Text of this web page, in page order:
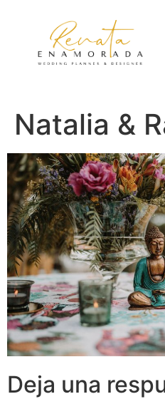
Natalia &
Deja una